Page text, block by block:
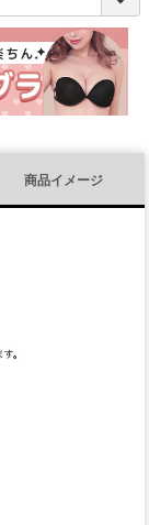
商品イメージ